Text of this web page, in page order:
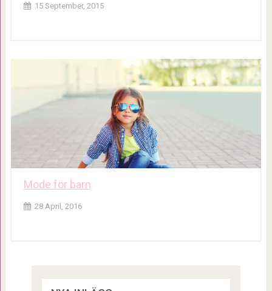
15 September, 2015
Mode för barn
28 April, 2016